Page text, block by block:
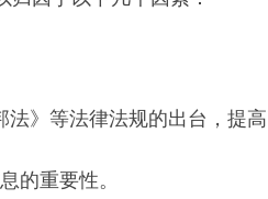
》等法律法规的出台，提
的重要性。